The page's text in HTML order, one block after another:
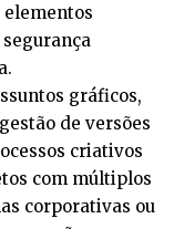
elementos
gráficos,
de versões
criativos
com múltiplos
corporativas ou